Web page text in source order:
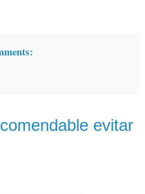
evitar